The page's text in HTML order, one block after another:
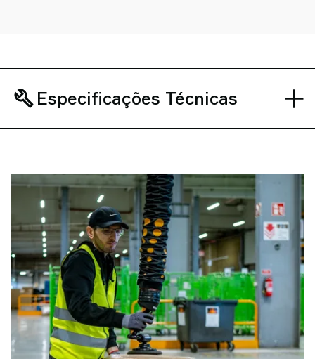
Especificações Técnicas